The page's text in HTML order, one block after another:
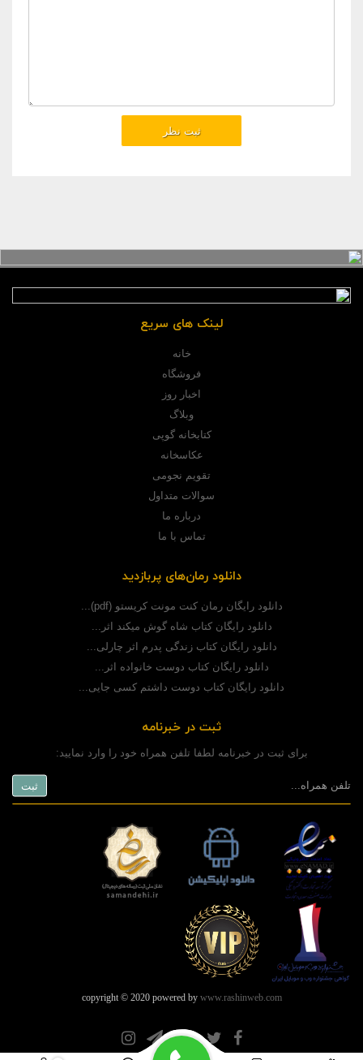
لینک های سریع
خانه
فروشگاه
اخبار روز
وبلاگ
کتابخانه گوپی
عکاسخانه
تقویم نجومی
سوالات متداول
درباره ما
تماس با ما
دانلود رمان‌های پربازدید
دانلود رایگان رمان کنت مونت کریستو (pdf)...
دانلود رایگان کتاب شاه گوش میکند اثر...
دانلود رایگان کتاب زندگی پدرم اثر چارلی...
دانلود رایگان کتاب دوست خانواده اثر...
دانلود رایگان کتاب دوست داشتم کسی جایی...
ثبت در خبرنامه
برای ثبت در خبرنامه لطفا تلفن همراه خود را وارد نمایید:
copyright © 2020 powered by www.rashinweb.com